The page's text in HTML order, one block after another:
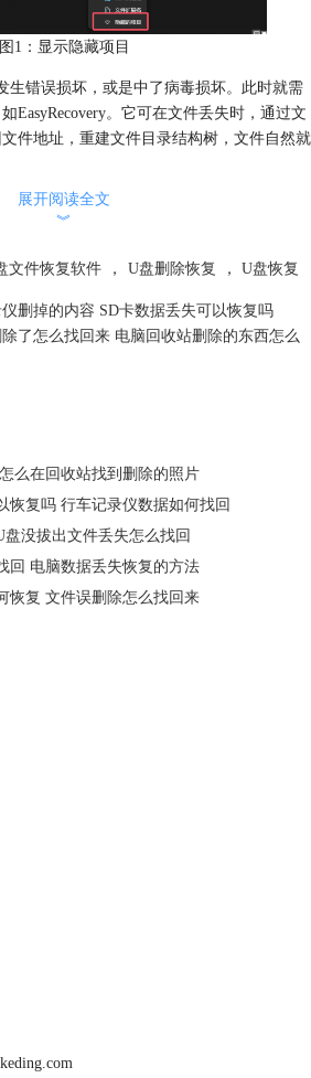
图1：显示隐藏项目
生错误损坏，或是中了病毒损坏。此时就需
EasyRecovery。它可在文件丢失时，通过文
件地址，重建文件目录结构树，文件自然就
件
：
件，支持U盘常见的NTFS和ExFat格式，大
图3，首先我们要选择要恢复的数据类型，
面：选择恢复位置，这里我们从“已连接硬
展开阅读全文
︾
文件恢复软件 ， U盘删除恢复 ， U盘恢复
删掉的内容 SD卡数据丢失可以恢复吗
了怎么找回来 电脑回收站删除的东西怎么
么在回收站找到删除的照片
恢复吗 行车记录仪数据如何找回
没拔出文件丢失怎么找回
回 电脑数据丢失恢复的方法
恢复 文件误删除怎么找回来